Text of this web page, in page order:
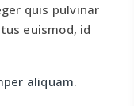
quis pulvinar
euismod, id
aliquam.